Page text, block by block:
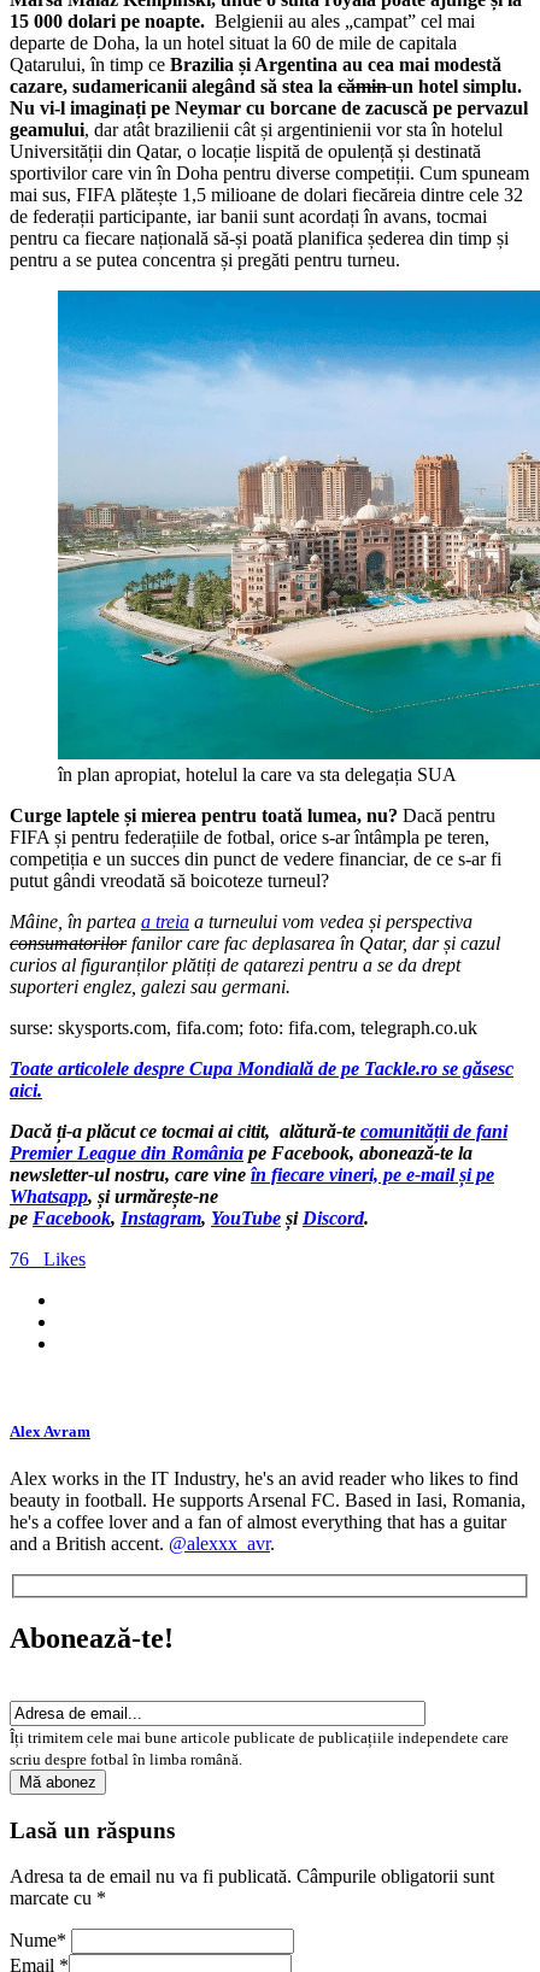
15 000 dolari pe noapte. Belgienii au ales „campat” cel mai
departe de Doha, la un hotel situat la 60 de mile de capitala
Qatarului, în timp ce Brazilia și Argentina au cea mai modestă
cazare, sudamericanii alegând să stea la căminun hotel simplu.
Nu vi-l imaginați pe Neymar cu borcane de zacuscă pe pervazul
geamului, dar atât brazilienii cât și argentinienii vor sta în hotelul
Universității din Qatar, o locație lispită de opulență și destinată
sportivilor care vin în Doha pentru diverse competiții. Cum spuneam
mai sus, FIFA plătește 1,5 milioane de dolari fiecăreia dintre cele 32
de federații participante, iar banii sunt acordați în avans, tocmai
pentru ca fiecare națională să-și poată planifica șederea din timp și
pentru a se putea concentra și pregăti pentru turneu.
în plan apropiat, hotelul la care va sta delegația SUA
Curge laptele și mierea pentru toată lumea, nu? Dacă pentru
FIFA și pentru federațiile de fotbal, orice s-ar întâmpla pe teren,
competiția e un succes din punct de vedere financiar, de ce s-ar fi
putut gândi vreodată să boicoteze turneul?
Mâine, în partea a treia a turneului vom vedea și perspectiva
consumatorilorfanilor care fac deplasarea în Qatar, dar și cazul
curios al figuranților plătiți de qatarezi pentru a se da drept
suporteri englez, galezi sau germani.
surse: skysports.com, fifa.com; foto: fifa.com, telegraph.co.uk
Toate articolele despre Cupa Mondială de pe Tackle.ro se găsesc
aici.
Dacă ți-a plăcut ce tocmai ai citit, alătură-te comunității de fani
Premier League din România pe Facebook, abonează-te la
newsletter-ul nostru, care vine în fiecare vineri, pe e-mail și pe
Whatsapp, și urmărește-ne
pe Facebook, Instagram, YouTube și Discord.
76
Likes
Alex Avram
Alex works in the IT Industry, he's an avid reader who likes to find
beauty in football. He supports Arsenal FC. Based in Iasi, Romania,
he's a coffee lover and a fan of almost everything that has a guitar
and a British accent. @alexxx_avr.
Abonează-te!
Îți trimitem cele mai bune articole publicate de publicațiile independete care
scriu despre fotbal în limba română.
Lasă un răspuns
Adresa ta de email nu va fi publicată. Câmpurile obligatorii sunt
marcate cu *
Nume*
Email *